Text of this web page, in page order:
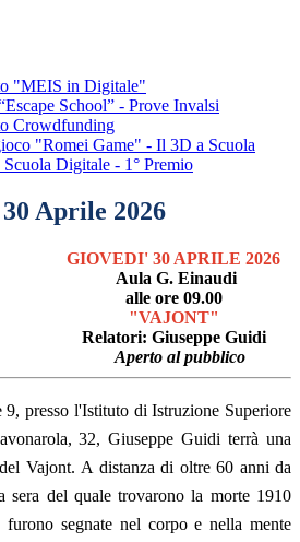
"MEIS in Digitale"
School” - Prove Invalsi
Crowdfunding
"Romei Game" - Il 3D a Scuola
Scuola Digitale - 1° Premio
Aprile 2026
GIOVEDI' 30 APRILE 2026
Aula G. Einaudi
alle ore 09.00
"VAJONT"
Relatori: Giuseppe Guidi
Aperto al pubblico
presso l'Istituto di Istruzione Superiore
32, Giuseppe Guidi terrà una
Vajont. A distanza di oltre 60 anni da
sera del quale trovarono la morte 1910
furono segnate nel corpo e nella mente